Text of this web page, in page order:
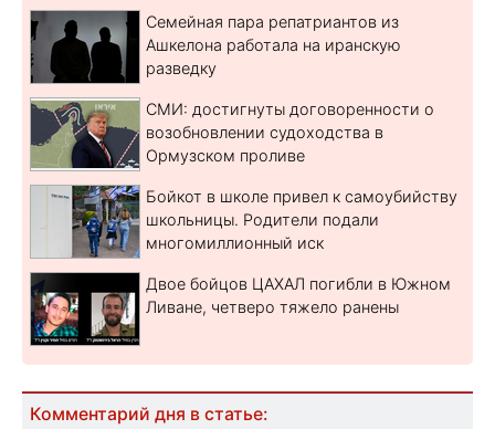
Семейная пара репатриантов из
Ашкелона работала на иранскую
разведку
СМИ: достигнуты договоренности о
возобновлении судоходства в
Ормузском проливе
Бойкот в школе привел к самоубийству
школьницы. Родители подали
многомиллионный иск
Двое бойцов ЦАХАЛ погибли в Южном
Ливане, четверо тяжело ранены
Комментарий дня в статье: